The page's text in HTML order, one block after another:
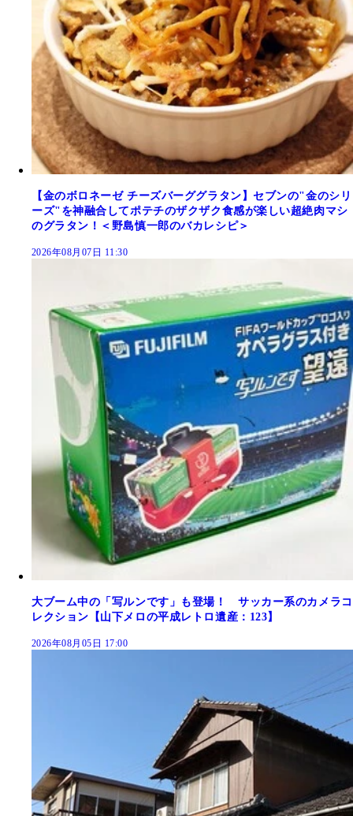
【金のボロネーゼ チーズバーググラタン】セブンの"金のシリ
ーズ"を神融合してポテチのザクザク食感が楽しい超絶肉マシ
のグラタン！＜野島慎一郎のバカレシピ＞
2026年08月07日 11:30
大ブーム中の「写ルンです」も登場！ サッカー系のカメラコ
レクション【山下メロの平成レトロ遺産：123】
2026年08月05日 17:00